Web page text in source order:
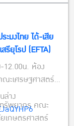
ะมงไทย ได้-เสีย
รียุโรป (EFTA)
น. ห้อง
ะเศรษฐศาสตร์
ทรัพยากร คณะ
เกษตรศาสตร์
ล่าง